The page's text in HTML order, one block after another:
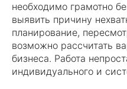
необходимо грамотно
выявить причину
планирование,
возможно рассчитать
бизнеса. Работа
индивидуального и